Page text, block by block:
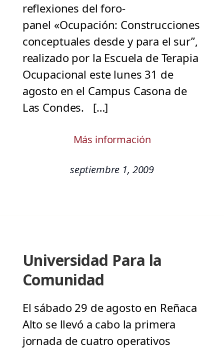
reflexiones del foro-
panel «Ocupación: Construcciones
conceptuales desde y para el sur”,
realizado por la Escuela de Terapia
Ocupacional este lunes 31 de
agosto en el Campus Casona de
Las Condes. […]
Más información
septiembre 1, 2009
Universidad Para la
Comunidad
El sábado 29 de agosto en Reñaca
Alto se llevó a cabo la primera
jornada de cuatro operativos